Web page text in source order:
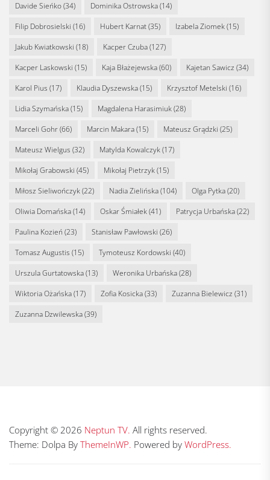
Davide Sieńko(34) Dominika Ostrowska(14)
Filip Dobrosielski (16) Hubert Karnat(35) Izabela Ziomek(15)
Jakub Kwiatkowski (18) Kacper Czuba(127)
Kacper Laskowski (15) Kaja Błażejewska(60) Kajetan Sawicz (34)
Karol Pius (17) Klaudia Dyszewska(15) Krzysztof Metelski (16)
Lidia Szymańska(15) Magdalena Harasimiuk(28)
Marceli Gohr(66) Marcin Makara(15) Mateusz Grądzki (25)
Mateusz Wielgus (32) Matylda Kowalczyk(17)
Mikołaj Grabowski (45) Mikołaj Pietrzyk(15)
Miłosz Sieliwończyk(22) Nadia Zielińska(104) Olga Pytka(20)
Oliwia Domańska(14) Oskar Śmiałek(41) Patrycja Urbańska(22)
Paulina Kozień (23) Stanisław Pawłowski (26)
Tomasz Augustis (15) Tymoteusz Kordowski (40)
Urszula Gurtatowska(13) Weronika Urbańska(28)
Wiktoria Ożańska(17) Zofia Kosicka(33) Zuzanna Bielewicz (31)
Zuzanna Dzwilewska(39)
Copyright © 2026 Neptun TV. All rights reserved.
Theme: Dolpa By ThemeInWP. Powered by WordPress.